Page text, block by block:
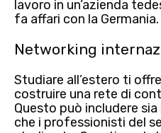
lavoro in un’azienda
fa affari con la Germania.
Networking
Studiare all’estero ti
costruire una rete di
Questo può includere
che i professionisti del